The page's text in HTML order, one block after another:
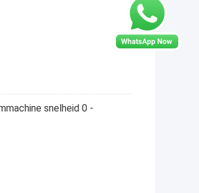
snelheid 0 -